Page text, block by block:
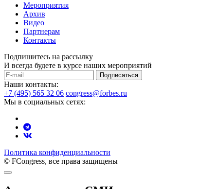
Мероприятия
Архив
Видео
Партнерам
Контакты
Подпишитесь на рассылку
И всегда будете в курсе наших мероприятий
Подписаться
Наши контакты:
+7 (495) 565 32 06 congress@forbes.ru
Мы в социальных сетях:
Политика конфиденциальности
© FCongress, все права защищены